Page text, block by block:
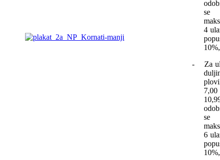
se
4
10%,
-
Za
se
6
10%,